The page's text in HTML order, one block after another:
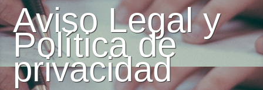
Aviso Legal y
Política de
privacidad